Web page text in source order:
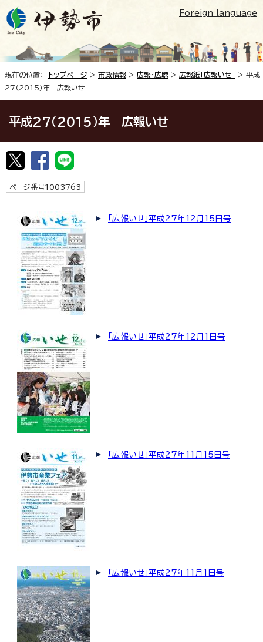
Foreign language
現在の位置： トップページ > 市政情報 > 広報・広聴 > 広報紙「広報いせ」 > 平成
27（2015）年 広報いせ
平成27（2015）年 広報いせ
ページ番号1003763
「広報いせ」平成27年12月15日号
「広報いせ」平成27年12月1日号
「広報いせ」平成27年11月15日号
「広報いせ」平成27年11月1日号